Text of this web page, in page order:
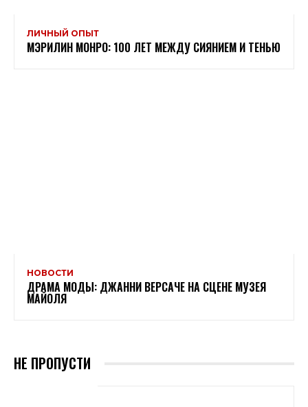
ЛИЧНЫЙ ОПЫТ
МЭРИЛИН МОНРО: 100 ЛЕТ МЕЖДУ СИЯНИЕМ И ТЕНЬЮ
НОВОСТИ
ДРАМА МОДЫ: ДЖАННИ ВЕРСАЧЕ НА СЦЕНЕ МУЗЕЯ
МАЙОЛЯ
НЕ ПРОПУСТИ